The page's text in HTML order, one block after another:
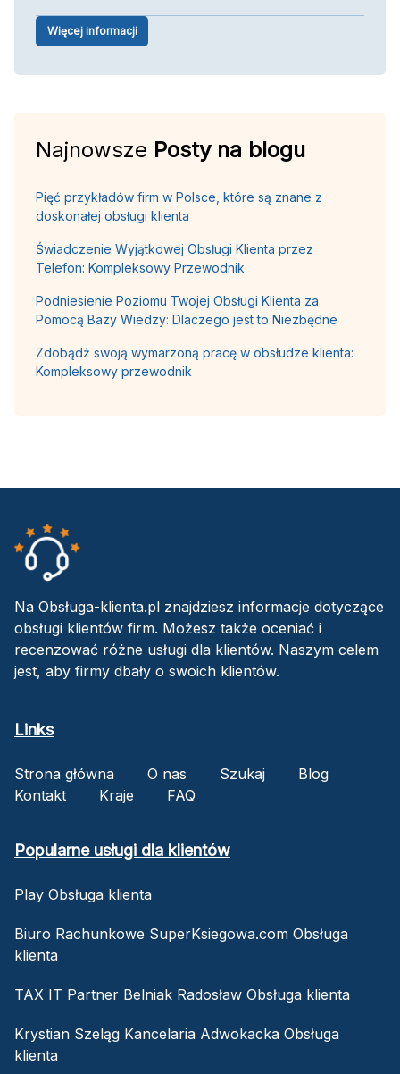
Więcej informacji
Najnowsze Posty na blogu
Pięć przykładów firm w Polsce, które są znane z
doskonałej obsługi klienta
Świadczenie Wyjątkowej Obsługi Klienta przez
Telefon: Kompleksowy Przewodnik
Podniesienie Poziomu Twojej Obsługi Klienta za
Pomocą Bazy Wiedzy: Dlaczego jest to Niezbędne
Zdobądź swoją wymarzoną pracę w obsłudze klienta:
Kompleksowy przewodnik
Na Obsługa-klienta.pl znajdziesz informacje dotyczące
obsługi klientów firm. Możesz także oceniać i
recenzować różne usługi dla klientów. Naszym celem
jest, aby firmy dbały o swoich klientów.
Links
Strona główna O nas Szukaj
Blog
Kontakt
Kraje FAQ
Popularne usługi dla klientów
Play Obsługa klienta
Biuro Rachunkowe SuperKsiegowa.com Obsługa
klienta
TAX IT Partner Belniak Radosław Obsługa klienta
Krystian Szeląg Kancelaria Adwokacka Obsługa
klienta